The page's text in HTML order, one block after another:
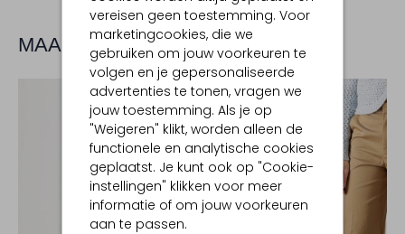
vereisen geen toestemming. Voor
marketingcookies, die we
gebruiken om jouw voorkeuren te
volgen en je gepersonaliseerde
advertenties te tonen, vragen we
jouw toestemming. Als je op
"Weigeren" klikt, worden alleen de
functionele en analytische cookies
geplaatst. Je kunt ook op "Cookie-
instellingen" klikken voor meer
informatie of om jouw voorkeuren
aan te passen.
MAAK JE LOOK COMPLEET